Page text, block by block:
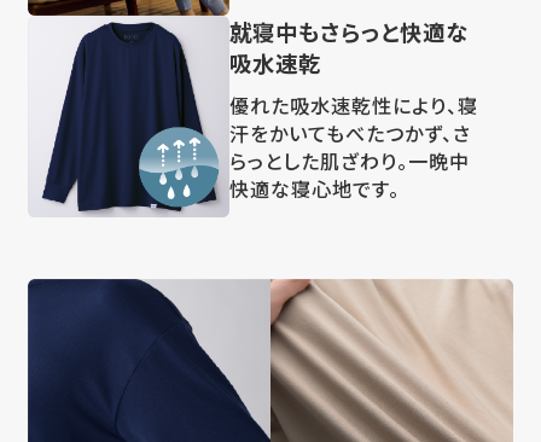
就寝中もさらっと快適な
吸水速乾
優れた吸水速乾性により、寝
汗をかいてもべたつかず、さ
らっとした肌ざわり。一晩中
快適な寝心地です。